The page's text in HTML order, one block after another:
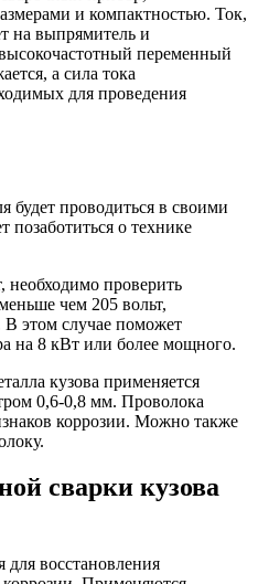
и компактностью. Ток,
на выпрямитель и
переменный
а сила тока
для проведения
будет проводиться в своими
позаботиться о технике
необходимо проверить
чем 205 вольт,
В этом случае поможет
на 8 кВт или более мощного.
кузова применяется
0,6-0,8 мм. Проволока
коррозии. Можно также
сварки кузова
восстановления